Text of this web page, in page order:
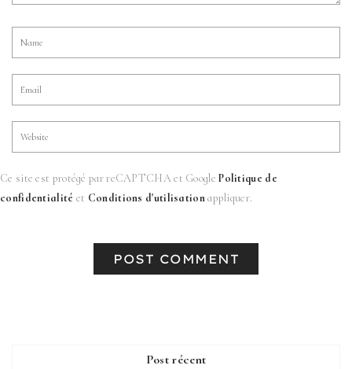
Ce site est protégé par reCAPTCHA et GooglePolitique de
confidentialité et Conditions d'utilisationappliquer.
Post récent